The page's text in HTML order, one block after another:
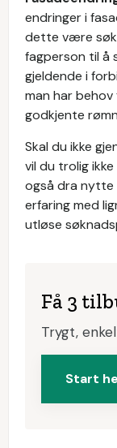
endringer i
dette være
fagperson til å
gjeldende i
man har
godkjente
Skal du ikke
vil du trolig
også dra nytte
erfaring med
utløse
Få 3
Trygt,
Start